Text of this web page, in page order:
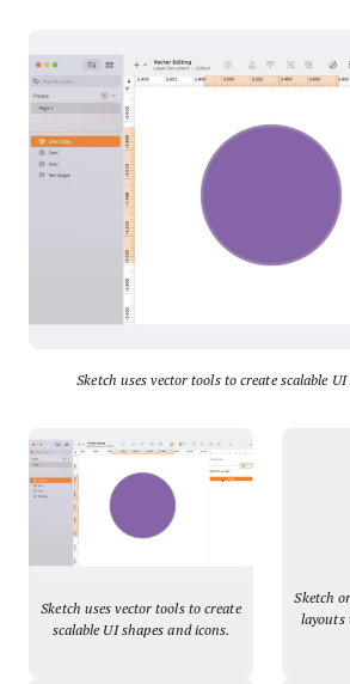
Sketch uses vector tools to create scalable
Sketch uses vector tools to create
scalable UI shapes and icons.
Sketch
layouts